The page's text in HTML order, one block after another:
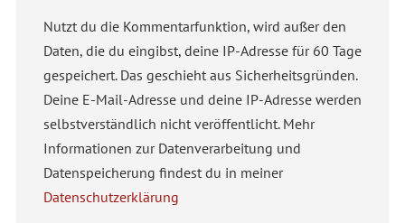
Nutzt du die Kommentarfunktion, wird außer den
Daten, die du eingibst, deine IP-Adresse für 60 Tage
gespeichert. Das geschieht aus Sicherheitsgründen.
Deine E-Mail-Adresse und deine IP-Adresse werden
selbstverständlich nicht veröffentlicht. Mehr
Informationen zur Datenverarbeitung und
Datenspeicherung findest du in meiner
Datenschutzerklärung